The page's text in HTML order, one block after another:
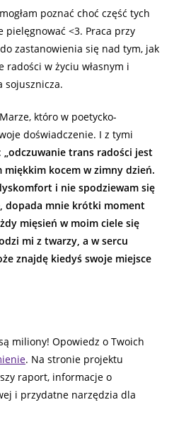
poznać choć część tych
<3. Praca przy
zastanowienia się nad tym, jak
radości w życiu własnym i
sojusznicza.
któro w poetycko-
doświadczenie. I z tymi
„odczuwanie trans radości jest
kocem w zimny dzień.
i nie spodziewam się
dopada mnie krótki moment
mięsień w moim ciele się
mi z twarzy, a w sercu
znajdę kiedyś swoje miejsce
miliony! Opowiedz o Twoich
. Na stronie projektu
raport, informacje o
i przydatne narzędzia dla